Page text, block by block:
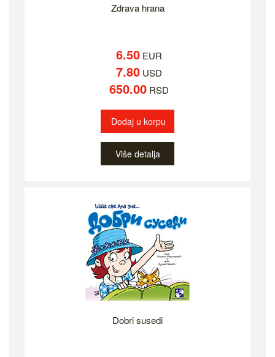
Zdrava hrana
6.50 EUR
7.80 USD
650.00 RSD
Dodaj u korpu
Više detalja
Dobri susedi